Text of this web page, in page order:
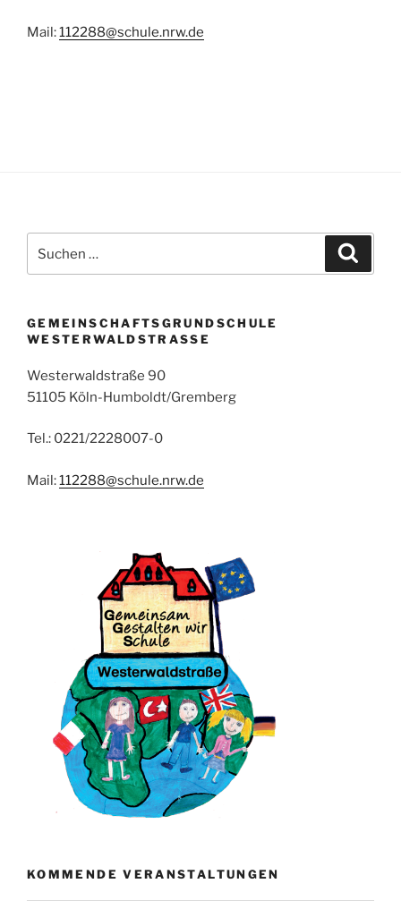
Mail:112288@schule.nrw.de
nach:
GEMEINSCHAFTSGRUNDSCHULE
WESTERWALDSTRASSE
Westerwaldstraße 90
51105 Köln-Humboldt/Gremberg
Tel.: 0221/2228007-0
Mail:112288@schule.nrw.de
KOMMENDE VERANSTALTUNGEN